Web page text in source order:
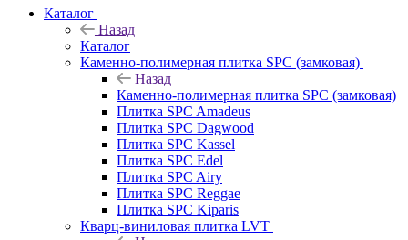
Каталог
Назад
Каталог
Каменно-полимерная плитка SPC (замковая)
Назад
Каменно-полимерная плитка SPC (замковая)
Плитка SPC Amadeus
Плитка SPC Dagwood
Плитка SPC Kassel
Плитка SPC Edel
Плитка SPC Airy
Плитка SPC Reggae
Плитка SPC Kiparis
Кварц-виниловая плитка LVT